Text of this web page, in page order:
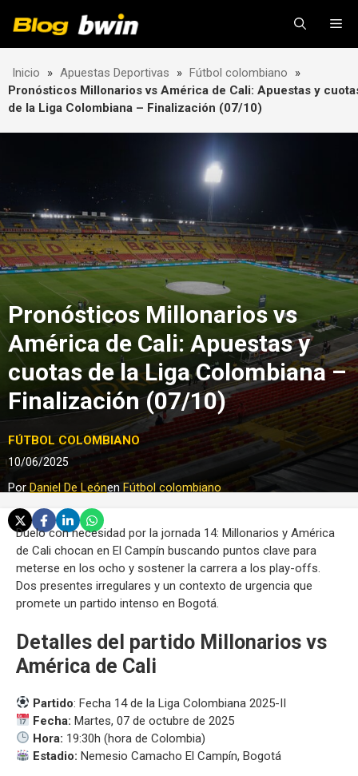
Inicio » Apuestas Deportivas » Fútbol colombiano
»
Pronósticos Millonarios vs América de Cali: Apuestas y
de la Liga Colombiana – Finalización (07/10)
Pronósticos Millonarios vs
América de Cali: Apuestas y
cuotas de la Liga Colombiana –
Finalización (07/10)
FÚTBOL COLOMBIANO
10/06/2025
Por Daniel De Leónen Fútbol colombiano
Duelo con necesidad por la jornada 14: Millonarios y América
de Cali chocan en El Campín buscando puntos clave para
meterse en los ocho y sostener la carrera a los play-offs.
Dos presentes irregulares y un contexto de urgencia que
promete un partido intenso en Bogotá.
Detalles del partido Millonarios vs
América de Cali
Partido: Fecha 14 de la Liga Colombiana 2025-II
Fecha: Martes, 07 de octubre de 2025
Hora: 19:30h (hora de Colombia)
Estadio: Nemesio Camacho El Campín, Bogotá